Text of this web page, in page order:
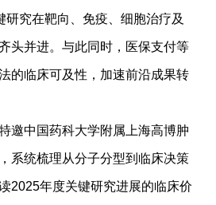
研究在靶向、免疫、细胞治疗及
头并进。与此同时，医保支付等
的临床可及性，加速前沿成果转
中国药科大学附属上海高博肿
系统梳理从分子分型到临床决策
2025年度关键研究进展的临床价